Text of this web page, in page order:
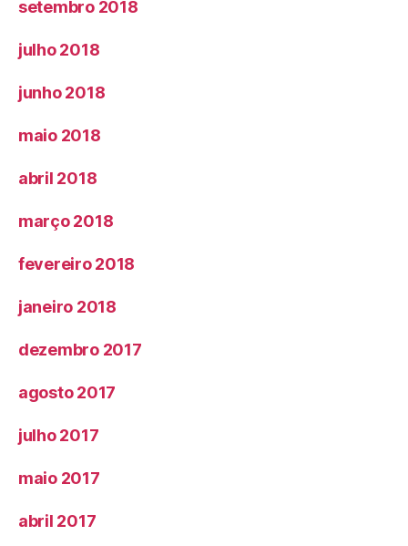
setembro 2018
julho 2018
junho 2018
maio 2018
abril 2018
março 2018
fevereiro 2018
janeiro 2018
dezembro 2017
agosto 2017
julho 2017
maio 2017
abril 2017